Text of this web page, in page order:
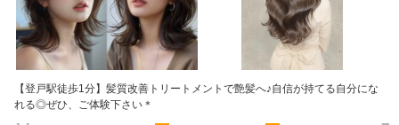
【登戸駅徒歩1分】髪質改善トリートメントで艶髪へ♪自信が持てる自分にな
れる◎ぜひ、ご体験下さい＊